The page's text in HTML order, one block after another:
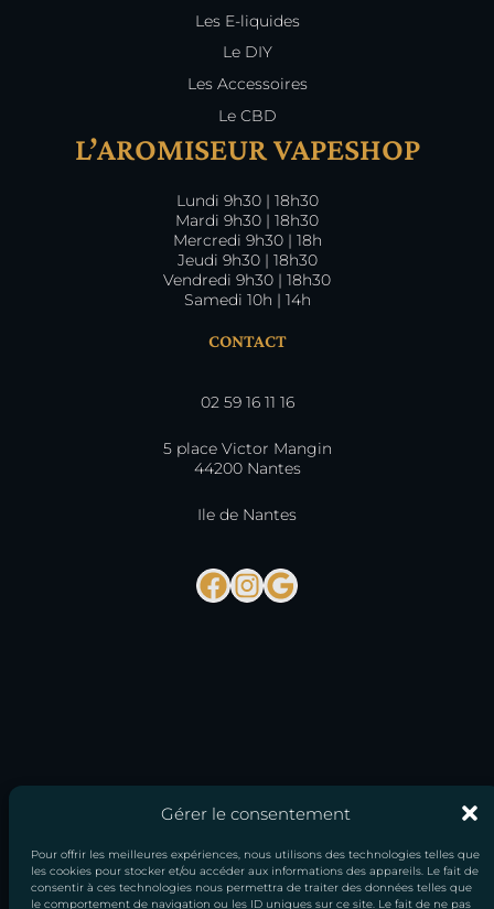
Gérer le consentement
Pour offrir les meilleures expériences, nous utilisons des technologies telles que
les cookies pour stocker et/ou accéder aux informations des appareils. Le fait de
consentir à ces technologies nous permettra de traiter des données telles que
le comportement de navigation ou les ID uniques sur ce site. Le fait de ne pas
Les E-liquides
Le DIY
Les Accessoires
Le CBD
L’AROMISEUR VAPESHOP
Lundi 9h30 | 18h30
Mardi 9h30 | 18h30
Mercredi 9h30 | 18h
Jeudi 9h30 | 18h30
Vendredi 9h30 | 18h30
Samedi 10h | 14h
CONTACT
02 59 16 11 16
5 place Victor Mangin
44200 Nantes
Ile de Nantes
Facebook
Instagram
Google